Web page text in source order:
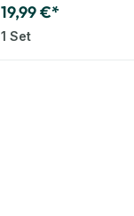
19,99 €*
1 Set